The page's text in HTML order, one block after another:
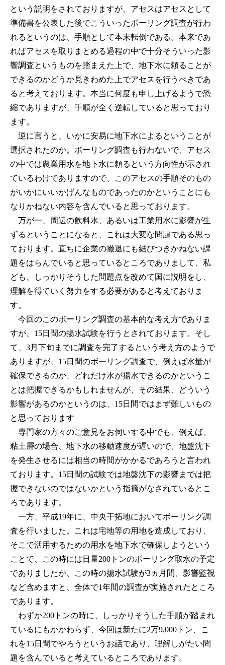
という説明をされておりますが、アセスはアセスとして
準備書を公表した後でこういったボーリング調査が行わ
れるというのは、手順として本末転倒である。本来であ
ればアセスを取りまとめる過程の中で十分そういった影
響調査というものを踏まえた上で、地下水に頼ることが
できるのかどうか見きわめた上でアセスを行うべきであ
ると考えております。本当に何度も申し上げるようで恐
縮でありますが、手順が全く逆転していると思っており
ます。
逆に言うと、いかに安易に地下水によるということが
選択されたのか。ボーリング調査も行わないで、アセス
の中では農業用水を地下水に頼るという方向性が示され
ているわけでありますので、このアセスの手順そのもの
がいかにいいかげんなものであったのかということにも
なりかねない内容を含んでいると思っております。
万が一、周辺の飲料水、あるいは工業用水に影響が生
ずるということになると、これは大変な問題である思っ
ております。直ちに企業の撤退にも結びつきかねない課
題をはらんでいると思っているところでありまして、私
ども、しっかりそうした問題点を改めて国に説明をし、
理解を得ていく努力をする必要があると考えておりま
す。
今回のこのボーリング調査の基本的な考え方でありま
すが、15日間の揚水試験を行うとされております。そし
て、3月下旬までに調査を完了するという考え方のようで
ありますが、15日間のボーリング調査で、例えば水量が
確保できるのか、どれだけ水が揚水できるのかというこ
とは把握できるかもしれませんが、その結果、どういう
影響があるのかというのは、15日間ではまず難しいもの
と思っております
専門家の方々のご意見をお伺いする中でも、例えば、
粘土層の場合、地下水の移動速度が遅いので、地盤沈下
を発生させるには相当の時間がかかるであろうと言われ
ております。15日間の試験では地盤沈下の影響までは把
握できないのではないかという指摘がなされているとこ
ろであります。
一方、平成19年に、中央干拓地においてボーリング調
査を行いました。これは宅地等の用地を造成しており、
そこで活用するための用水を地下水で確保しようという
ことで、この時には日量200トンのボーリング取水の予定
でありましたが、この時の揚水試験が3ヵ月間、影響監視
など含めますと、全体で1年間の調査が実施されたところ
であります。
わずか200トンの時に、しっかりそうした手順が踏まれ
ているにもかかわらず、今回は新たに2万9,000トン、こ
れを15日間でやろうというお話であり、理解しがたい問
題を含んでいると考えているところであります。